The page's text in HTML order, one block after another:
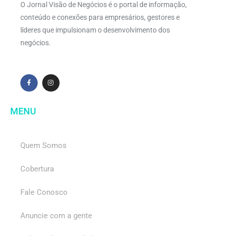
O Jornal Visão de Negócios é o portal de informação,
conteúdo e conexões para empresários, gestores e
líderes que impulsionam o desenvolvimento dos
negócios.
MENU
Quem Somos
Cobertura
Fale Conosco
Anuncie com a gente